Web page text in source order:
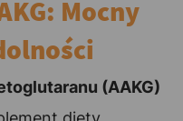
Mocny
(AAKG)